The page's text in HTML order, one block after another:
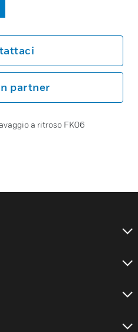
partner
a ritroso FK06